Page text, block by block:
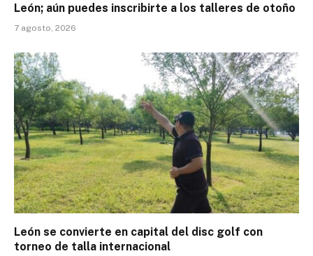
León; aún puedes inscribirte a los talleres de otoño
7 agosto, 2026
León se convierte en capital del disc golf con
torneo de talla internacional